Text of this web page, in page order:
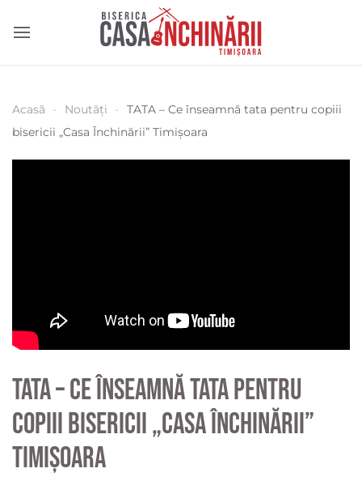
Acasă Noutăți
TATA – Ce înseamnă tata pentru copiii
bisericii „Casa Închinării” Timișoara
TATA – Ce înseamnă tata pentru
copiii bisericii „Casa Închinării”
Timișoara